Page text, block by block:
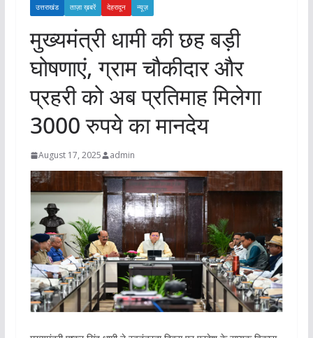
उत्तराखंड ताज़ा ख़बरें देहरादून न्यूज़
मुख्यमंत्री धामी की छह बड़ी
घोषणाएं, ग्राम चौकीदार और
प्रहरी को अब प्रतिमाह मिलेगा
3000 रुपये का मानदेय
August 17, 2025 admin